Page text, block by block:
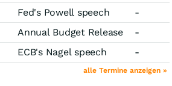
Fed's Powell speech
-
Annual Budget Release
-
ECB's Nagel speech -
alle Termine anzeigen »